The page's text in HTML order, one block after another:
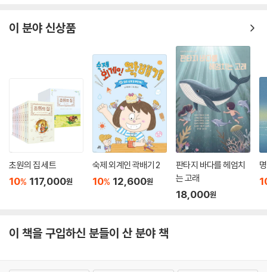
었던 초대장을 뜻밖에도 뒷집 할아버지가 보내신 거였죠.
“그래, 행복은 만들어 가는 거니까.”
할머니가 고개를 끄덕이며 거실 벽을 봤어요.
할머니 눈길을 쫓던 금이가 거실 벽으로 걸어갔어요. 거기 걸린 꽃주머니
에서 쪽지를 꺼냈어요.
“할머니, 이 쪽지처럼?”
“응, 그 쪽지처럼.” - 본문 74쪽
과연 그날 벤치에서 주었던 쪽지에는 무슨 글이 적혀 있었던 것일까요.
이 분야 신상품
초원의 집 세트
10% 117,000원
숙제 외계인 곽배기 2
10% 12,600원
판타지 바다를 헤엄치
는 고래
18,000원
이 책을 구입하신 분들이 산 분야 책